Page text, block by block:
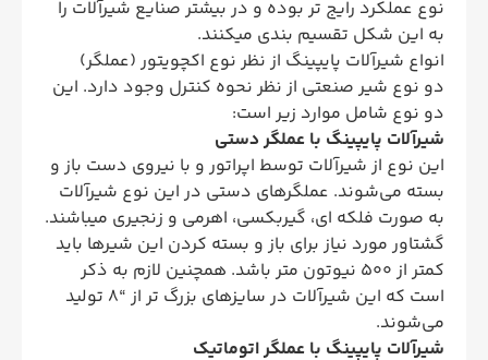
نوع عملکرد رایج تر بوده و در بیشتر صنایع شیرآلات را
به این شکل تقسیم بندی میکنند.
انواع شیرآلات پایپینگ از نظر نوع اکچویتور (عملگر)
دو نوع شیر صنعتی از نظر نحوه کنترل وجود دارد. این
دو نوع شامل موارد زیر است:
شیرآلات پایپینگ با عملگر دستی
این نوع از شیرآلات توسط اپراتور و با نیروی دست باز و
بسته می‌شوند. عملگرهای دستی در این نوع شیرآلات
به صورت فلکه ای، گیربکسی، اهرمی و زنجیری میباشند.
گشتاور مورد نیاز برای باز و بسته کردن این شیرها باید
کمتر از 500 نیوتون متر باشد. همچنین لازم به ذکر
است که این شیرآلات در سایزهای بزرگ تر از “8 تولید
می‌شوند.
شیرآلات پایپینگ با عملگر اتوماتیک